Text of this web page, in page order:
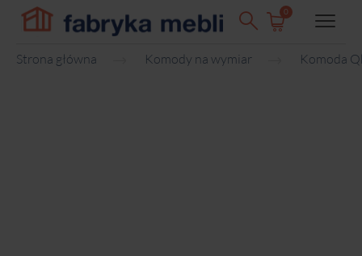
0
Strona główna Komody na wymiar Komoda